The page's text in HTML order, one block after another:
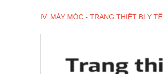
IV. MÁY MÓC - TRANG THIẾT BỊ Y TẾ